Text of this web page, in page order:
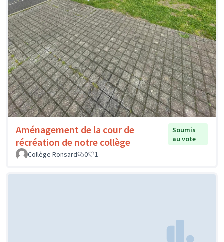
Aménagement de la cour de
récréation de notre collège
Soumis
au vote
Collège Ronsard
0 1